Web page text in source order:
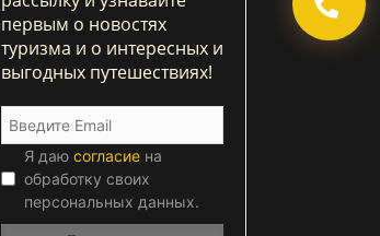
первым о новостях
туризма и о интересных и
выгодных путешествиях!
Я даю согласие на
обработку своих
персональных данных.